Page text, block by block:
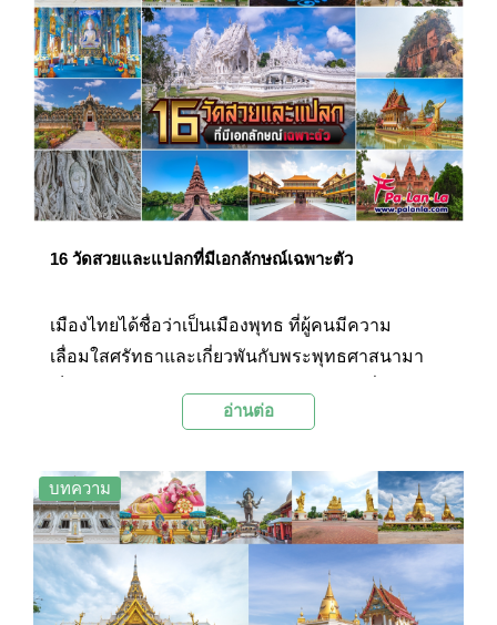
16 วัดสวยและแปลกที่มีเอกลักษณ์เฉพาะตัว
เมืองไทยได้ชื่อว่าเป็นเมืองพุทธ ที่ผู้คนมีความ
เลื่อมใสศรัทธาและเกี่ยวพันกับพระพุทธศาสนามา
ประเทศไทยจะมีวัดวาอารามสวยๆ และเป็น
ไม่นานนัก โดยหลายๆ แห่งก็แฝงไว้ด้วยความแปลก
และน่าอัศจรรย์ใจ วันนี้ Palanla ได้รวบรวม 16 วัด
สวยและแปลกที่มีเอกลักษณ์เฉพาะตัวมาให้ได้ชมกัน
อ่านต่อ
บทความ